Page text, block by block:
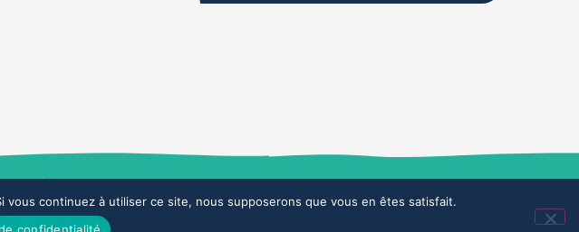
continuez à utiliser ce site, nous supposerons que vous en êtes satisfait.
confidentialité